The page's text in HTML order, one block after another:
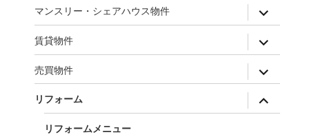
マンスリー・シェアハウス物件 expand
child
menu
賃貸物件 expand
child
menu
売買物件 expand
child
menu
リフォーム expand
child
menu
リフォームメニュー